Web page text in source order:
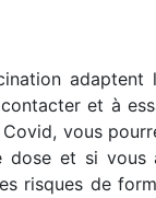
adaptent
et à
vous
dose et si
risques de